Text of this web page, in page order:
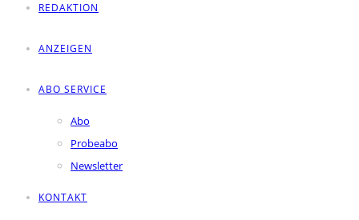
REDAKTION
ANZEIGEN
ABO SERVICE
Abo
Probeabo
Newsletter
KONTAKT